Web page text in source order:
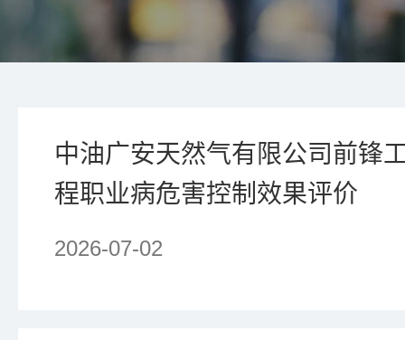
中油广安天然气有限公司前锋
程职业病危害控制效果评价
2026-07-02